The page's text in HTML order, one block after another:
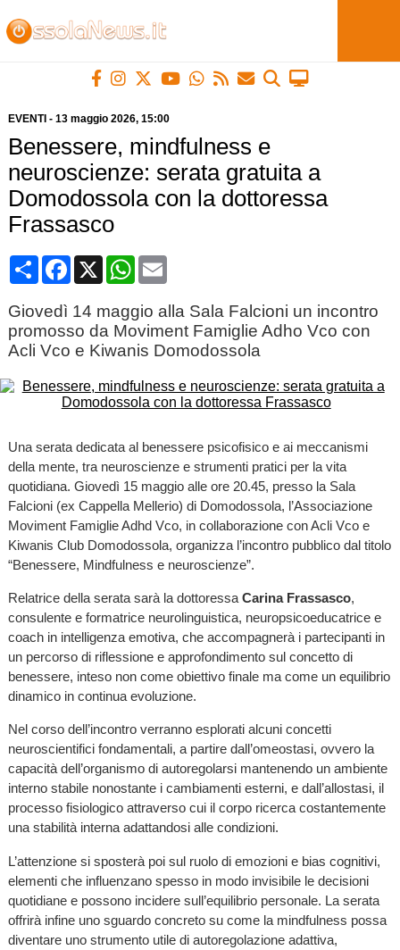
EVENTI - 13 maggio 2026, 15:00
Benessere, mindfulness e
neuroscienze: serata gratuita a
Domodossola con la dottoressa
Frassasco
CondividiFacebook
X WhatsApp
Email
Giovedì 14 maggio alla Sala Falcioni un incontro
promosso da Moviment Famiglie Adho Vco con
Acli Vco e Kiwanis Domodossola
Una serata dedicata al benessere psicofisico e ai meccanismi
della mente, tra neuroscienze e strumenti pratici per la vita
quotidiana. Giovedì 15 maggio alle ore 20.45, presso la Sala
Falcioni (ex Cappella Mellerio) di Domodossola, l’Associazione
Moviment Famiglie Adhd Vco, in collaborazione con Acli Vco e
Kiwanis Club Domodossola, organizza l’incontro pubblico dal titolo
“Benessere, Mindfulness e neuroscienze”.
Relatrice della serata sarà la dottoressa Carina Frassasco,
consulente e formatrice neurolinguistica, neuropsicoeducatrice e
coach in intelligenza emotiva, che accompagnerà i partecipanti in
un percorso di riflessione e approfondimento sul concetto di
benessere, inteso non come obiettivo finale ma come un equilibrio
dinamico in continua evoluzione.
Nel corso dell’incontro verranno esplorati alcuni concetti
neuroscientifici fondamentali, a partire dall’omeostasi, ovvero la
capacità dell’organismo di autoregolarsi mantenendo un ambiente
interno stabile nonostante i cambiamenti esterni, e dall’allostasi, il
processo fisiologico attraverso cui il corpo ricerca costantemente
una stabilità interna adattandosi alle condizioni.
L’attenzione si sposterà poi sul ruolo di emozioni e bias cognitivi,
elementi che influenzano spesso in modo invisibile le decisioni
quotidiane e possono incidere sull’equilibrio personale. La serata
offrirà infine uno sguardo concreto su come la mindfulness possa
diventare uno strumento utile di autoregolazione adattiva,